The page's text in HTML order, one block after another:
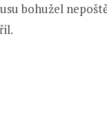
bohužel